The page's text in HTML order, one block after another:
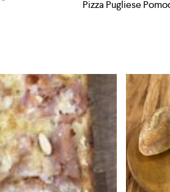
Pizza Pugliese